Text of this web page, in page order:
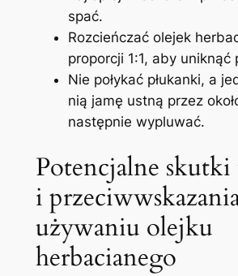
spać.
Rozcieńczać ‍olejek
proporcji 1:1, aby uniknąć
Nie połykać płukanki, a
nią jamę ustną przez
następnie wypluwać.
Potencjalne skutki
i
używaniu olejku
herbacianego